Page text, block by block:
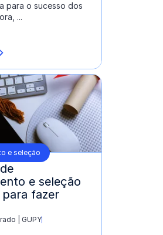
para o sucesso dos
...
e seleção
e seleção
fazer
| GUPY